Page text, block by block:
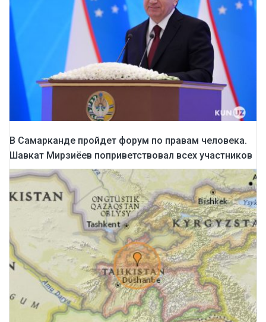
В Самарканде пройдет форум по правам человека.
Шавкат Мирзиёев поприветствовал всех участников